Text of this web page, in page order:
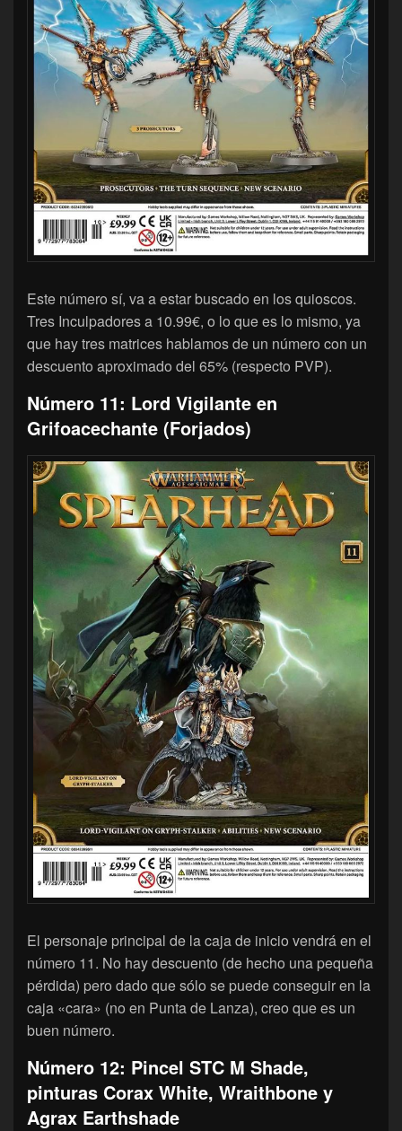
Este número sí, va a estar buscado en los quioscos.
Tres Inculpadores a 10.99€, o lo que es lo mismo, ya
que hay tres matrices hablamos de un número con un
descuento aproximado del 65% (respecto PVP).
Número 11: Lord Vigilante en
Grifoacechante (Forjados)
El personaje principal de la caja de inicio vendrá en el
número 11. No hay descuento (de hecho una pequeña
pérdida) pero dado que sólo se puede conseguir en la
caja «cara» (no en Punta de Lanza), creo que es un
buen número.
Número 12: Pincel STC M Shade,
pinturas Corax White, Wraithbone y
Agrax Earthshade